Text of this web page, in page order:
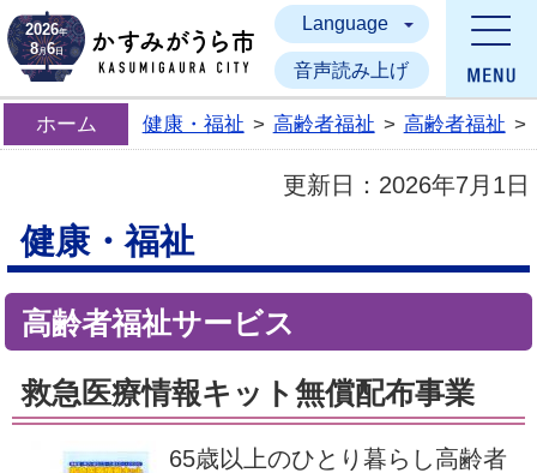
かすみがうら市
2026年
8月6日
Language
音声読み上げ
ホーム 健康・福祉 > 高齢者福祉 > 高齢者福祉 >
更新日： 2026年7月1日
健康・福祉
高齢者福祉サービス
救急医療情報キット無償配布事業
65歳以上のひとり暮らし高齢者